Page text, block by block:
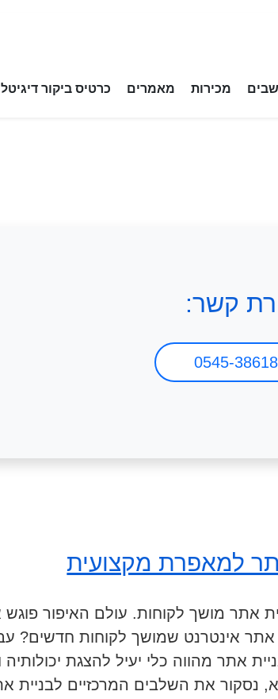
מכירות מאמרים כרטיס ביקור
קשר:
למאפרת מקצועית
אתר מושך לקוחות. עולם האיפור
אינטרנט שמושך לקוחות חדשים?
אתר מהווה כלי יעיל להצגת יכולותיה
נסקור את השלבים המרכזיים לבניית